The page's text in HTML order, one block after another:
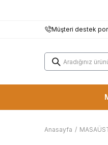
Müşteri destek
Anasayfa /